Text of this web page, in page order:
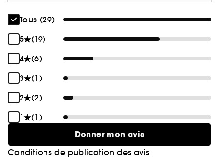
Tous (29)
5
(19)
4
(6)
3
(1)
2
(2)
1
(1)
Donner mon avis
Conditions de publication des avis